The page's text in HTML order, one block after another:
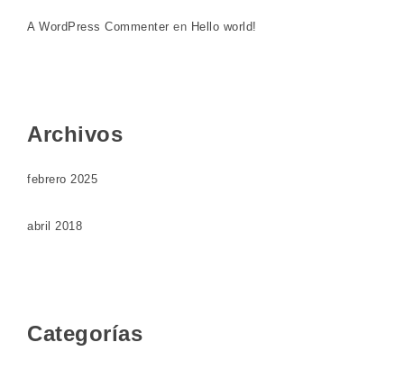
A WordPress Commenter en Hello world!
Archivos
febrero 2025
abril 2018
Categorías